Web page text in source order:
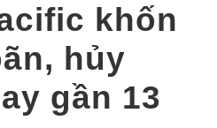
khốn
hủy
gần 13